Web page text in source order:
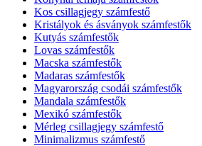
Kos csillagjegy számfestő
Kristályok és ásványok számfestők
Kutyás számfestők
Lovas számfestők
Macska számfestők
Madaras számfestők
Magyarország csodái számfestők
Mandala számfestők
Mexikó számfestők
Mérleg csillagjegy számfestő
Minimalizmus számfestő